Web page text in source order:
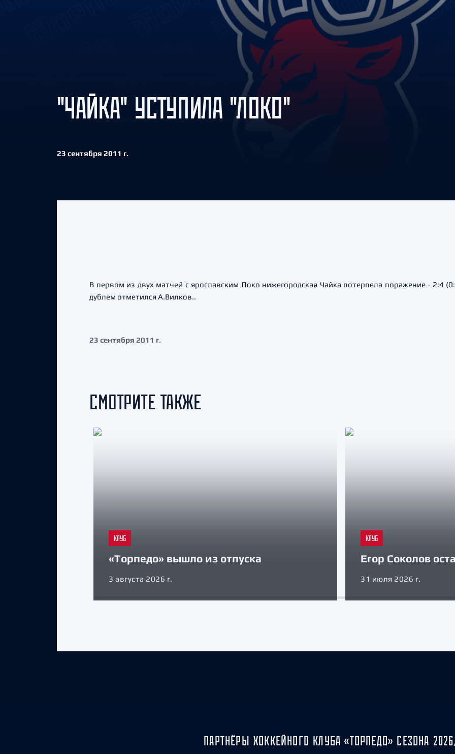
Амур
Барыс
Салават Юлаев
Сибирь
"ЧАЙКА" УСТУПИЛА "ЛОКО"
23 сентября 2011 г.
В первом из двух матчей с ярославским Локо нижегородская Чайка потерпела поражение - 2:4
дублем отметился А.Вилков..
23 сентября 2011 г.
СМОТРИТЕ ТАКЖЕ
КЛУБ
«Торпедо» вышло из отпуска
3 августа 2026 г.
КЛУБ
Егор Соколов
31 июля 2026 г.
ПАРТНЁРЫ ХОККЕЙНОГО КЛУБА «ТОРПЕДО» СЕЗОНА